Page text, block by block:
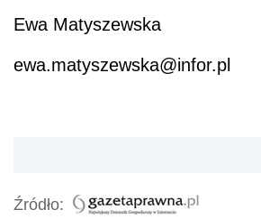
Ewa Matyszewska
ewa.matyszewska@infor.pl
Źródło: